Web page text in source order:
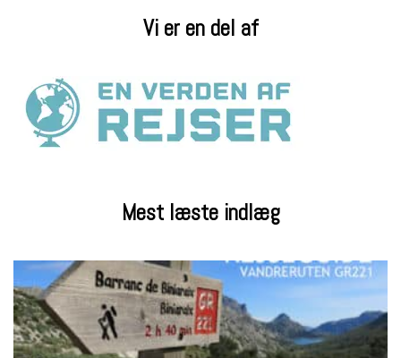
Vi er en del af
Mest læste indlæg